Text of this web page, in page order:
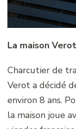
La maison
Charcutier de
Verot a décidé
environ 8 ans.
la maison joue